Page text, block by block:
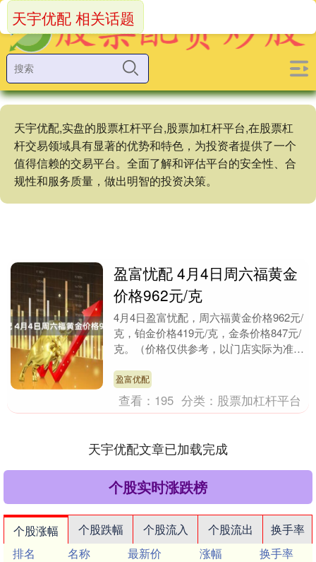
天宇优配,实盘的股票杠杆平台,股票加杠杆平台,在股票杠
杆交易领域具有显著的优势和特色，为投资者提供了一个
值得信赖的交易平台。全面了解和评估平台的安全性、合
规性和服务质量，做出明智的投资决策。
天宇优配 相关话题
盈富忧配 4月4日周六福黄金
价格962元/克
4月4日盈富忧配，周六福黄金价格962元/
克，铂金价格419元/克，金条价格847元/
克。（价格仅供参考，以门店实际为准）
盈富优配
查看： 195 分类： 股票加杠杆平台
天宇优配文章已加载完成
个股实时涨跌榜
个股涨幅 个股跌幅 个股流入 个股流出
换手率
排名
名称 最新价 涨幅
换手率